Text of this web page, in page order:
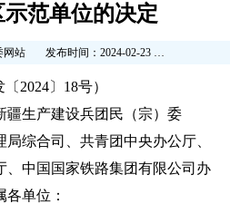
范单位的决定
网站 发布时间：2024-02-23 12:46:08
〔2024〕18号）
疆生产建设兵团民（宗）委
局综合司、共青团中央办公厅、
、中国国家铁路集团有限公司办
单位：